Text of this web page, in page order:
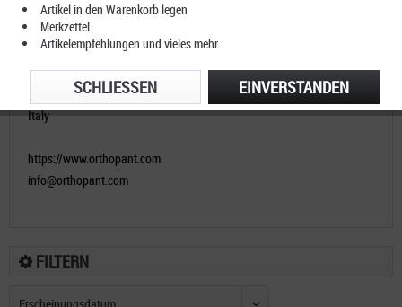
orthopant GmbH
Valserweg 34
39037 Mühlbach (BZ)
Italy
https://www.orthopant.com
info@orthopant.com
FILTERN
Artikel in den Warenkorb legen
Merkzettel
Artikelempfehlungen und vieles mehr
EINVERSTANDEN
SCHLIESSEN